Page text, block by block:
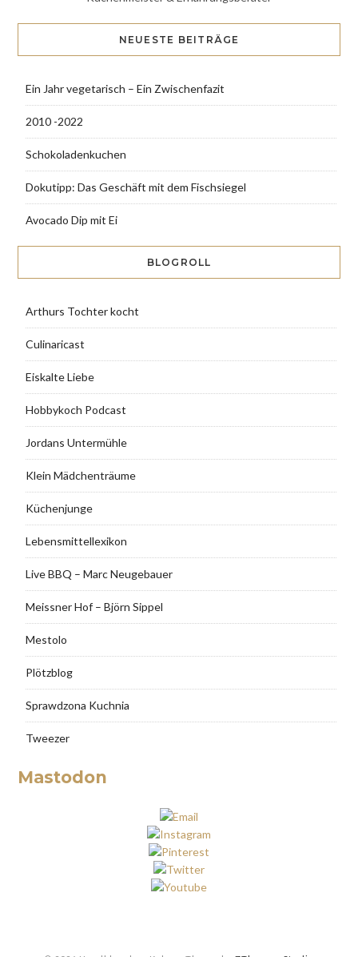
NEUESTE BEITRÄGE
Ein Jahr vegetarisch – Ein Zwischenfazit
2010 -2022
Schokoladenkuchen
Dokutipp: Das Geschäft mit dem Fischsiegel
Avocado Dip mit Ei
BLOGROLL
Arthurs Tochter kocht
Culinaricast
Eiskalte Liebe
Hobbykoch Podcast
Jordans Untermühle
Klein Mädchenträume
Küchenjunge
Lebensmittellexikon
Live BBQ – Marc Neugebauer
Meissner Hof – Björn Sippel
Mestolo
Plötzblog
Sprawdzona Kuchnia
Tweezer
Mastodon